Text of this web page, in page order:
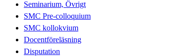
Seminarium, Övrigt
SMC Pre-colloquium
SMC kollokvium
Docentföreläsning
Disputation